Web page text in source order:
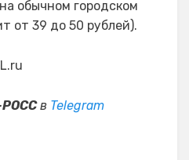
обычном городском
от 39 до 50 рублей).
в Telegram